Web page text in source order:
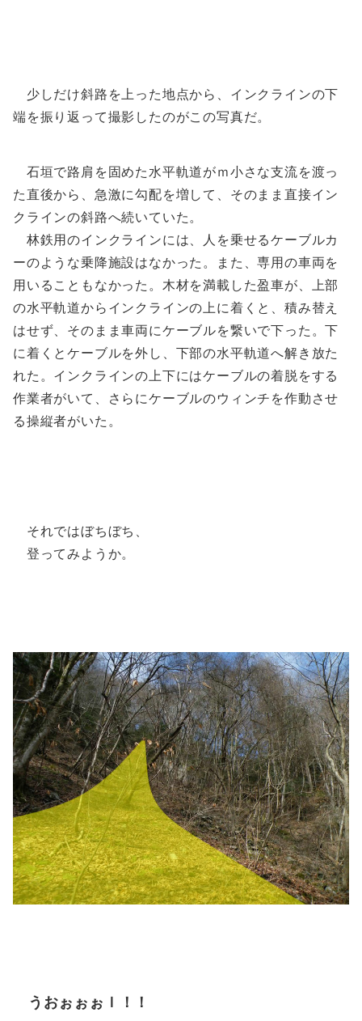
少しだけ斜路を上った地点から、インクラインの下
端を振り返って撮影したのがこの写真だ。
石垣で路肩を固めた水平軌道がｍ小さな支流を渡っ
た直後から、急激に勾配を増して、そのまま直接イン
クラインの斜路へ続いていた。
林鉄用のインクラインには、人を乗せるケーブルカ
ーのような乗降施設はなかった。また、専用の車両を
用いることもなかった。木材を満載した盈車が、上部
の水平軌道からインクラインの上に着くと、積み替え
はせず、そのまま車両にケーブルを繋いで下った。下
に着くとケーブルを外し、下部の水平軌道へ解き放た
れた。インクラインの上下にはケーブルの着脱をする
作業者がいて、さらにケーブルのウィンチを作動させ
る操縦者がいた。
それではぼちぼち、
登ってみようか。
うおぉぉぉｌ！！